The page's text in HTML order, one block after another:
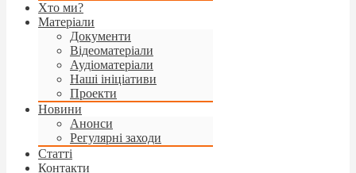
Хто ми?
Матеріали
Документи
Відеоматеріали
Аудіоматеріали
Наші ініціативи
Проекти
Новини
Анонси
Регулярні заходи
Статті
Контакти